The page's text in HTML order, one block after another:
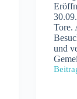
Tore.
und